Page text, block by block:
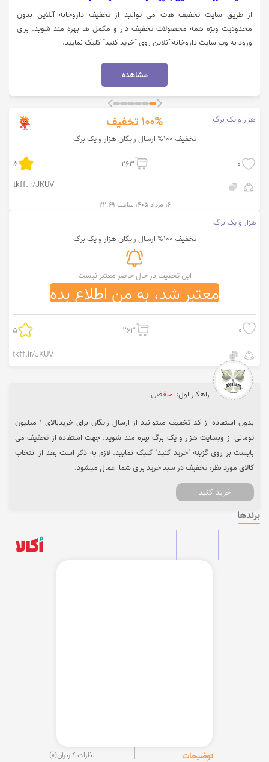
از طریق سایت تخفیف هات می توانید از تخفیف داروخانه آنلاین بدون
محدودیت ویژه همه محصولات تخفیف دار و مکمل ها بهره مند شوید. برای
ورود به وب سایت داروخانه آنلاین روی "خرید کنید" کلیک نمایید.
مشاهده
هزار و یک برگ 100% تخفیف
تخفیف 100% ارسال رایگان هزار و یک برگ
0
263
5
tkff.ir/JKUV
۱۶ مرداد ۱۴۰۵ ساعت ۲۲:۴۹
هزار و یک برگ
تخفیف 100% ارسال رایگان هزار و یک برگ
این تخفیف در حال حاضر معتبر نیست
معتبر شد، به من اطلاع بده
0
263
5
tkff.ir/JKUV
راهکار اول: منقضی
بدون استفاده از کد تخفیف میتوانید از ارسال رایگان برای خریدبالای 1 میلیون
تومانی از وبسایت هزار و یک برگ بهره مند شوید. جهت استفاده از تخفیف می
بایست بر روی گزینه "خرید کنید" کلیک نمایید. لازم به ذکر است بعد از انتخاب
کالای مورد نظر، تخفیف در سبد خرید برای شما اعمال میشود.
خرید کنید
برندها
توضیحات نظرات کاربران(0)